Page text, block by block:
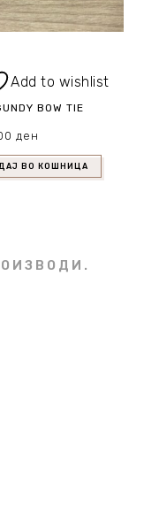
Add to wishlist
BOW TIE
ден
ВО КОШНИЦА